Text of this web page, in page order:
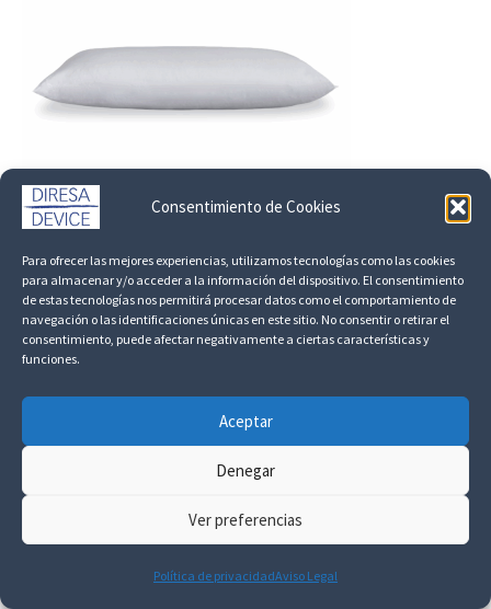
Consentimiento de Cookies
Para ofrecer las mejores experiencias, utilizamos tecnologías como las cookies
para almacenar y/o acceder a la información del dispositivo. El consentimiento
de estas tecnologías nos permitirá procesar datos como el comportamiento de
navegación o las identificaciones únicas en este sitio. No consentir o retirar el
consentimiento, puede afectar negativamente a ciertas características y
funciones.
Aceptar
Denegar
Ver preferencias
Política de privacidadAviso Legal
Entrega: 2-3 días laborables
Almohada de fibra hueca siliconada conjugada Soft
5,97€ +IVA